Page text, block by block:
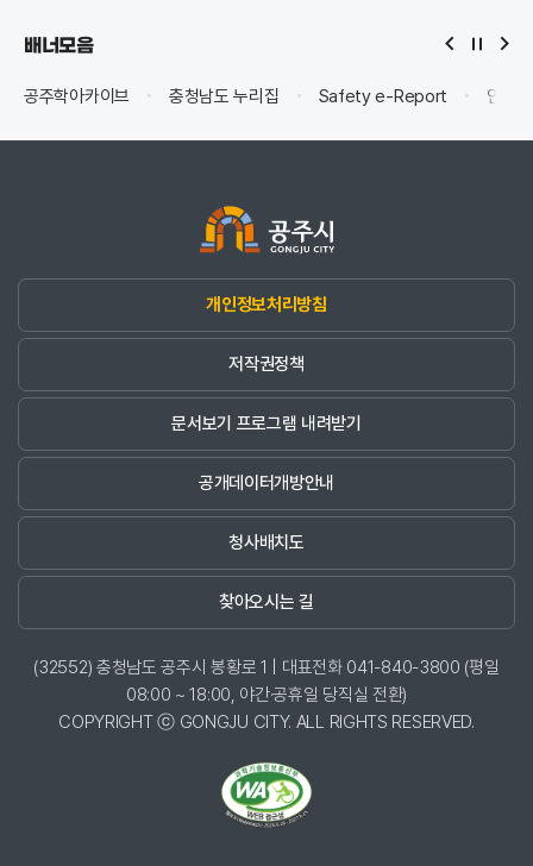
배너모음
공주학아카이브 충청남도 누리집 Safety e-Report 안전
개인정보처리방침
저작권정책
문서보기 프로그램 내려받기
공개데이터개방안내
청사배치도
찾아오시는 길
(32552) 충청남도 공주시 봉황로 1 | 대표전화 041-840-3800 (평일
08:00 ~ 18:00, 야간·공휴일 당직실 전환)
COPYRIGHT ⓒ GONGJU CITY. ALL RIGHTS RESERVED.